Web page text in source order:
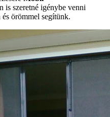
is szeretné igénybe venni
örömmel segítünk.